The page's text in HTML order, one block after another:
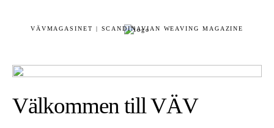
VÄVMAGASINET | SCANDINAVIAN WEAVING MAGAZINE
Välkommen till VÄV